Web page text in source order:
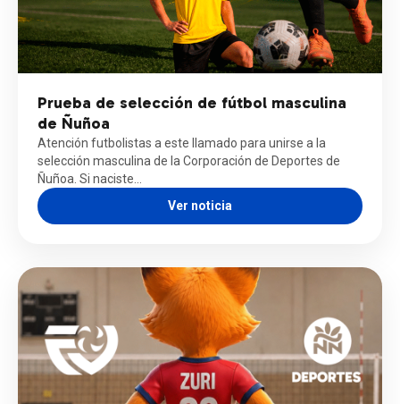
Prueba de selección de fútbol masculina
de Ñuñoa
Atención futbolistas a este llamado para unirse a la
selección masculina de la Corporación de Deportes de
Ñuñoa. Si naciste…
Ver noticia